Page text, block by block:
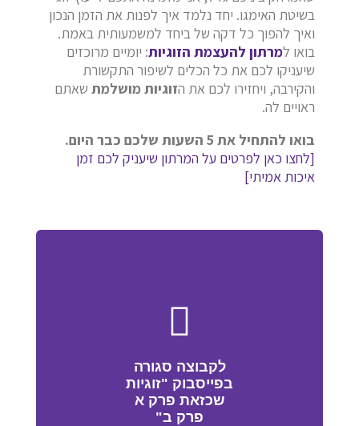
בשיטת האימגו. יחד נלמד איך לפנות את הזמן הנכון
ואיך להפוך כל דקה של ביחד למשמעותית באמת.
בואו למרתון להעצמת הזוגיות: יומיים מרוכזים
שיעניקו לכם את כל הכלים לשיפור התקשורת
והקירבה, ויחזירו לכם את הזוגיות מושלמתשאתם
ראויים לה.
בואו להתחיל את 5 השעות שלכם כבר היום.
[לחצו כאן לפרטים על המרתון שיעניק לכם זמן
איכות אמיתי]
לקבוצה סגורה
בפייסבוק "זוגיות
שכזאת פרק א
פרק ב"